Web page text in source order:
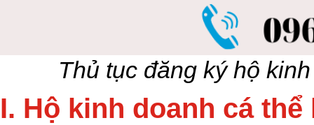
Thủ tục đăng ký hộ
I. Hộ kinh doanh cá thể